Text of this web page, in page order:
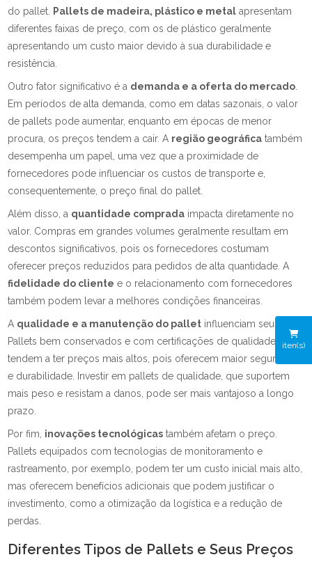
iten(s)
do pallet.
Pallets de madeira, plástico e metal apresentam
diferentes faixas de preço, com os de plástico geralmente
apresentando um custo maior devido à sua durabilidade e
resistência.
Outro fator significativo é a demanda e a oferta do mercado
Em períodos de alta demanda, como em datas sazonais, o valor
de pallets pode aumentar, enquanto em épocas de menor
procura, os preços tendem a cair. A região geográfica também
desempenha um papel, uma vez que a proximidade de
fornecedores pode influenciar os custos de transporte e,
consequentemente, o preço final do pallet.
Além disso, a quantidade comprada impacta diretamente no
valor. Compras em grandes volumes geralmente resultam em
descontos significativos, pois os fornecedores costumam
oferecer preços reduzidos para pedidos de alta quantidade. A
fidelidade do cliente e o relacionamento com fornecedores
também podem levar a melhores condições financeiras.
A qualidade e a manutenção do pallet influenciam seu valor.
Pallets bem conservados e com certificações de qualidade
tendem a ter preços mais altos, pois oferecem maior segurança
e durabilidade. Investir em pallets de qualidade, que suportem
mais peso e resistam a danos, pode ser mais vantajoso a longo
prazo.
Por fim, inovações tecnológicas também afetam o preço.
Pallets equipados com tecnologias de monitoramento e
rastreamento, por exemplo, podem ter um custo inicial mais alto,
mas oferecem benefícios adicionais que podem justificar o
investimento, como a otimização da logística e a redução de
perdas.
Diferentes Tipos de Pallets e Seus Preços